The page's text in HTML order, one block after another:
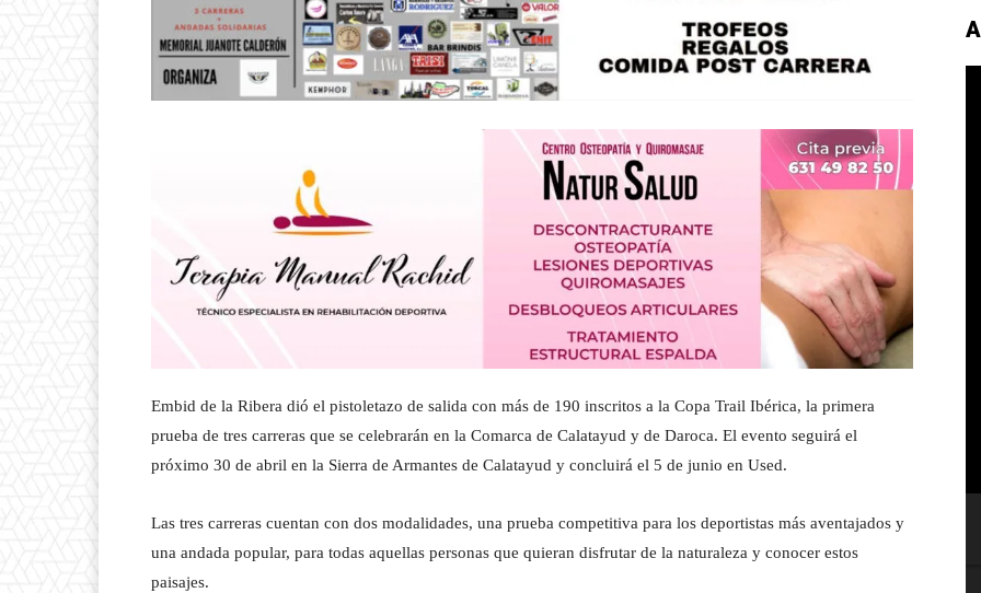
Embid de la Ribera dió el pistoletazo de salida con más de 190 inscritos a la Copa Trail Ibérica, la primera
prueba de tres carreras que se celebrarán en la Comarca de Calatayud y de Daroca. El evento seguirá el
próximo 30 de abril en la Sierra de Armantes de Calatayud y concluirá el 5 de junio en Used.
Las tres carreras cuentan con dos modalidades, una prueba competitiva para los deportistas más aventajados y
una andada popular, para todas aquellas personas que quieran disfrutar de la naturaleza y conocer estos
paisajes.